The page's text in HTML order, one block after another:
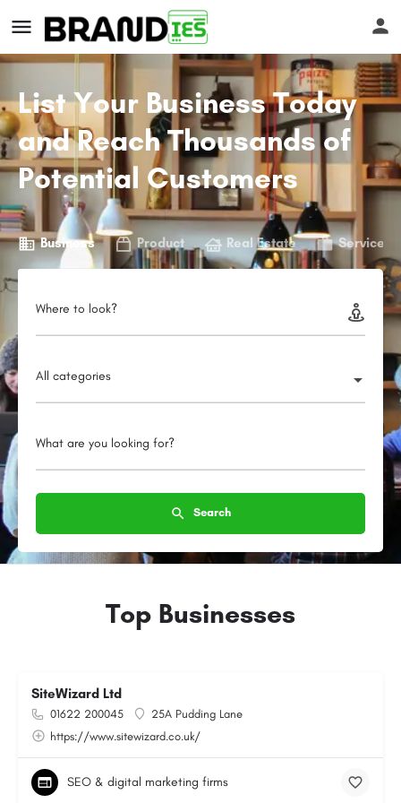
List Your Business Today
and Reach Thousands of
Potential Customers
Business Product Real Estate Service
Where to look?
All categories
What are you looking for?
Search
Top Businesses
SiteWizard Ltd
01622 200045
25A Pudding Lane
https://www.sitewizard.co.uk/
SEO & digital marketing firms